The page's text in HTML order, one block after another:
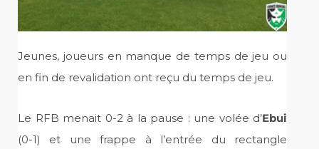
Jeunes, joueurs en manque de temps de jeu ou
en fin de revalidation ont reçu du temps de jeu.
Le RFB menait 0-2 à la pause : une volée d’Ebui
(0-1) et une frappe à l’entrée du rectangle